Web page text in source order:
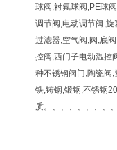
球阀,衬氟球阀,PE球
调节阀,电动调节阀,
过滤器,空气阀,阀,底
控阀,西门子电动温控
种不锈钢阀门,陶瓷阀
铁,铸钢,锻钢,不锈钢
质。、、、、、、、